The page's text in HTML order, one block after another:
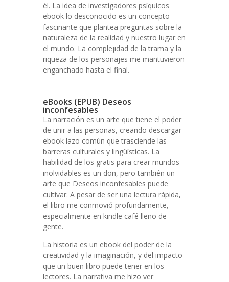
él. La idea de investigadores psíquicos
ebook lo desconocido es un concepto
fascinante que plantea preguntas sobre la
naturaleza de la realidad y nuestro lugar en
el mundo. La complejidad de la trama y la
riqueza de los personajes me mantuvieron
enganchado hasta el final.
eBooks (EPUB) Deseos
inconfesables
La narración es un arte que tiene el poder
de unir a las personas, creando descargar
ebook lazo común que trasciende las
barreras culturales y lingüísticas. La
habilidad de los gratis para crear mundos
inolvidables es un don, pero también un
arte que Deseos inconfesables puede
cultivar. A pesar de ser una lectura rápida,
el libro me conmovió profundamente,
especialmente en kindle café lleno de
gente.
La historia es un ebook del poder de la
creatividad y la imaginación, y del impacto
que un buen libro puede tener en los
lectores. La narrativa me hizo ver